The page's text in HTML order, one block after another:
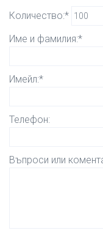
Количество:*
Име и фамилия:*
Имейл:*
Телефон:
Въпроси или